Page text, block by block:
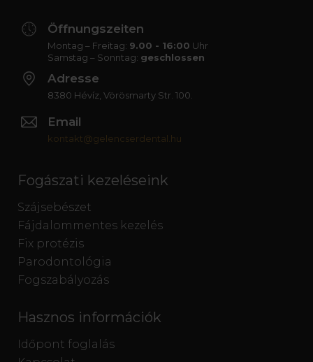
Öffnungszeiten
Montag – Freitag: 9.00 - 16:00 Uhr
Samstag – Sonntag: geschlossen
Adresse
8380 Hévíz, Vörösmarty Str. 100.
Email
kontakt@gelencserdental.hu
Fogászati kezeléseink
Szájsebészet
Fájdalommentes kezelés
Fix protézis
Parodontológia
Fogszabályozás
Hasznos információk
Időpont foglalás